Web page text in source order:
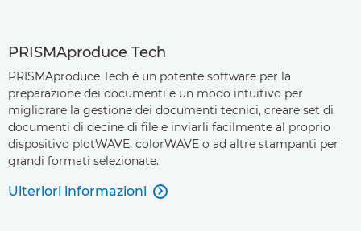
PRISMAproduce Tech
PRISMAproduce Tech è un potente software per la
preparazione dei documenti e un modo intuitivo per
migliorare la gestione dei documenti tecnici, creare set di
documenti di decine di file e inviarli facilmente al proprio
dispositivo plotWAVE, colorWAVE o ad altre stampanti per
grandi formati selezionate.
Ulteriori informazioni 